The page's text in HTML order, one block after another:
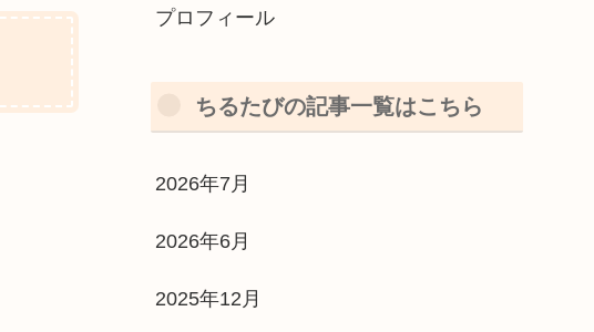
プロフィール
ちるたびの記事一覧はこちら
2026年7月
2026年6月
2025年12月